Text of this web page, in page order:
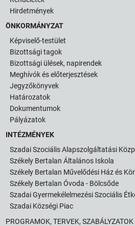
Hirdetmények
ÖNKORMÁNYZAT
Képviselő-testület
Bizottsági tagok
Bizottsági ülések, napirendek
Meghívók és előterjesztések
Jegyzőkönyvek
Határozatok
Dokumentumok
Pályázatok
INTÉZMÉNYEK
Szadai Szociális Alapszolgáltatási
Székely Bertalan Általános Iskola
Székely Bertalan Művelődési Ház és
Székely Bertalan Óvoda - Bölcsőde
Szadai Gyermekélelmezési Szociális
Szadai Községi Piac
PROGRAMOK, TERVEK, SZABÁLYZATOK